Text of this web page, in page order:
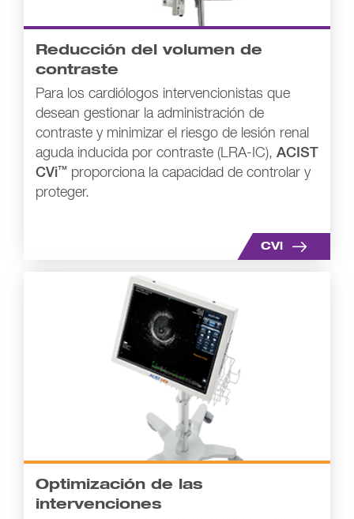
Reducción del volumen de
contraste
Para los cardiólogos intervencionistas que
desean gestionar la administración de
contraste y minimizar el riesgo de lesión renal
aguda inducida por contraste (LRA-IC), ACIST
CVi™ proporciona la capacidad de controlar y
proteger.
CVi
Optimización de las
intervenciones